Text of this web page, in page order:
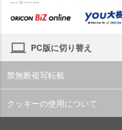
PC版に切り替え
禁無断複写転載
クッキーの使用について